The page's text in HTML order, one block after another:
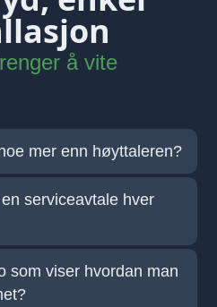
å vite
mer enn høyttaleren?
serviceavtale hver
som viser hvordan man